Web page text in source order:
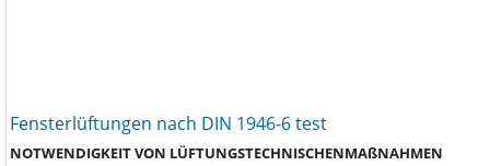
Fensterlüftungen nach DIN 1946-6 test
NOTWENDIGKEITVON LÜFTUNGSTECHNISCHENMAßNAHMEN